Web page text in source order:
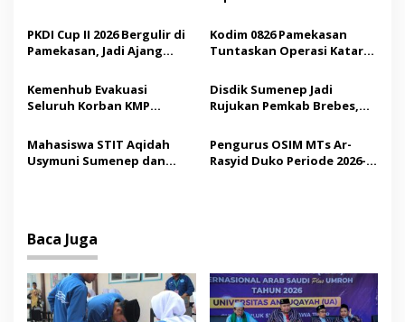
o
Demokrasi bagi Siswa
Saudi
PKDI Cup II 2026 Bergulir di
Pamekasan, Jadi Ajang
Madura
Kodim 0826 Pamekasan
Tuntaskan Operasi Katarak
Tindakan Medis
Kemenhub Evakuasi
Seluruh Korban KMP
Operator Diaudit
Disdik Sumenep Jadi
Rujukan Pemkab Brebes,
Pendidikan Berbasis
Budaya
Mahasiswa STIT Aqidah
Usymuni Sumenep dan
Pengurus OSIM MTs Ar-
Rasyid Duko Periode 2026-
Baca Juga